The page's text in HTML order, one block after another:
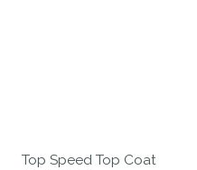
Top Speed Top Coat